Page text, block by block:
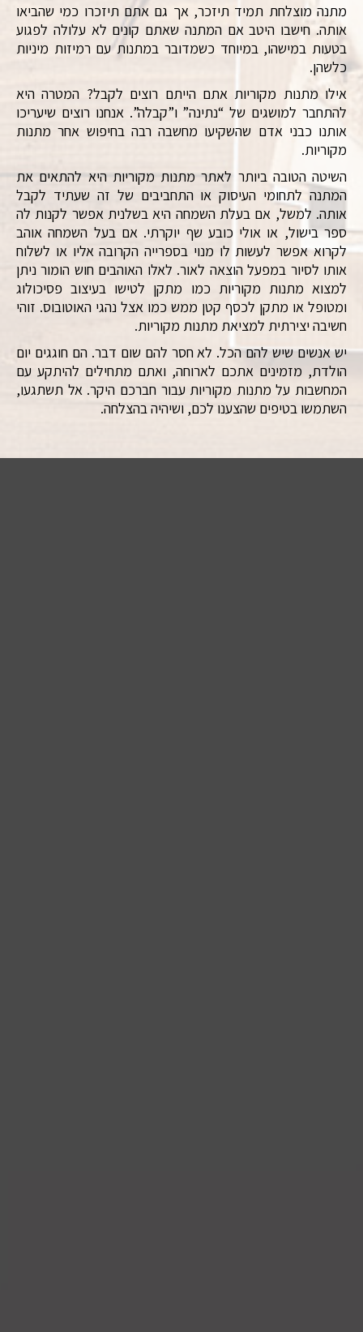
מתנה מוצלחת תמיד תיזכר, אך גם אתם תיזכרו כמי שהביאו
אותה. חישבו היטב אם המתנה שאתם קונים לא עלולה לפגוע
בטעות במישהו, במיוחד כשמדובר במתנות עם רמיזות מיניות
כלשהן.
אילו מתנות מקוריות אתם הייתם רוצים לקבל? המטרה היא
להתחבר למושגים של “נתינה” ו”קבלה”. אנחנו רוצים שיעריכו
אותנו כבני אדם שהשקיעו מחשבה רבה בחיפוש אחר מתנות
מקוריות.
השיטה הטובה ביותר לאתר מתנות מקוריות היא להתאים את
המתנה לתחומי העיסוק או התחביבים של זה שעתיד לקבל
אותה. למשל, אם בעלת השמחה היא בשלנית אפשר לקנות לה
ספר בישול, או אולי כובע שף יוקרתי. אם בעל השמחה אוהב
לקרוא אפשר לעשות לו מנוי בספרייה הקרובה אליו או לשלוח
אותו לסיור במפעל הוצאה לאור. לאלו האוהבים חוש הומור ניתן
למצוא מתנות מקוריות כמו מתקן לטישו בעיצוב פסיכולוג
ומטופל או מתקן לכסף קטן ממש כמו אצל נהגי האוטובוס. זוהי
חשיבה יצירתית למציאת מתנות מקוריות.
יש אנשים שיש להם הכל. לא חסר להם שום דבר. הם חוגגים יום
הולדת, מזמינים אתכם לארוחה, ואתם מתחילים להיתקע עם
המחשבות על מתנות מקוריות עבור חברכם היקר. אל תשתגעו,
השתמשו בטיפים שהצענו לכם, ושיהיה בהצלחה.